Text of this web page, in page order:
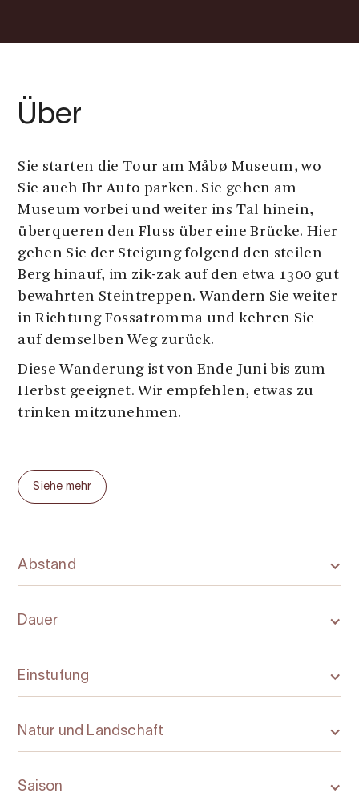
Über
Sie starten die Tour am Måbø Museum, wo
Sie auch Ihr Auto parken. Sie gehen am
Museum vorbei und weiter ins Tal hinein,
überqueren den Fluss über eine Brücke. Hier
gehen Sie der Steigung folgend den steilen
Berg hinauf, im zik-zak auf den etwa 1300 gut
bewahrten Steintreppen. Wandern Sie weiter
in Richtung Fossatromma und kehren Sie
auf demselben Weg zurück.
Diese Wanderung ist von Ende Juni bis zum
Herbst geeignet. Wir empfehlen, etwas zu
trinken mitzunehmen.
Siehe mehr
Abstand
Dauer
Einstufung
Natur und Landschaft
Saison